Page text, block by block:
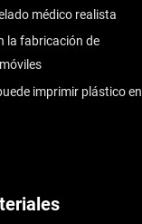
médico realista
la fabricación de
imprimir plástico en